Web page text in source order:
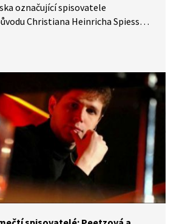
označující spisovatele
Christiana Heinricha Spiesse.
(duchové, ďáblové, démoni).
literární historik Václav Maindl
Křížem představují
jeho život a tvorbu.